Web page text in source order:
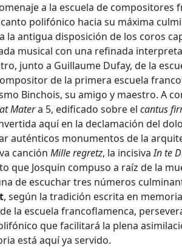
a la escuela de compositores
polifónico hacia su máxima
la antigua disposición de los coros
musical con una refinada
junto a Guillaume Dufay, de la
de la primera escuela
Binchois, su amigo y maestro. A
Matera 5, edificado sobre el cantus
aquí en la declamación del
auténticos monumentos de la
canción Mille regretz, la incisivaIn te
que Josquin compuso a raíz de la
de escuchar tres números
, según la tradición escrita en
la escuela francoflamenca,
que facilitará la plena
está aquí ya servido.